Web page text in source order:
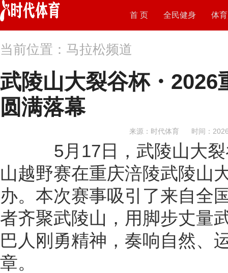
首 页 全民健身 体
当前位置：马拉松频道
武陵山大裂谷杯・2026
圆满落幕
来源：时代体育 时间：
5月17日，武陵山大裂
山越野赛在重庆涪陵武陵山
办。本次赛事吸引了来自全
者齐聚武陵山，用脚步丈量
巴人刚勇精神，奏响自然、
章。